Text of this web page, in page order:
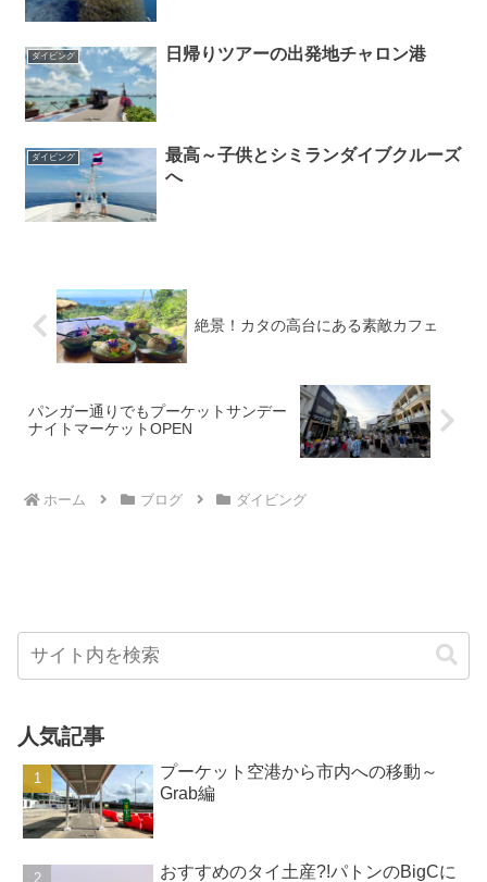
ダイビング 日帰りツアーの出発地チャロン港
ダイビング
最高～子供とシミランダイブクルーズ
へ
絶景！カタの高台にある素敵カフェ
パンガー通りでもプーケットサンデー
ナイトマーケットOPEN
ホーム ブログ ダイビング
人気記事
プーケット空港から市内への移動～
Grab編
おすすめのタイ土産?!パトンのBigCに